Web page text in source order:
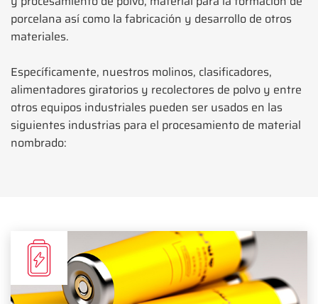
porcelana así como la fabricación y desarrollo de otros
materiales.
Específicamente, nuestros molinos, clasificadores,
alimentadores giratorios y recolectores de polvo y entre
otros equipos industriales pueden ser usados en las
siguientes industrias para el procesamiento de material
nombrado: